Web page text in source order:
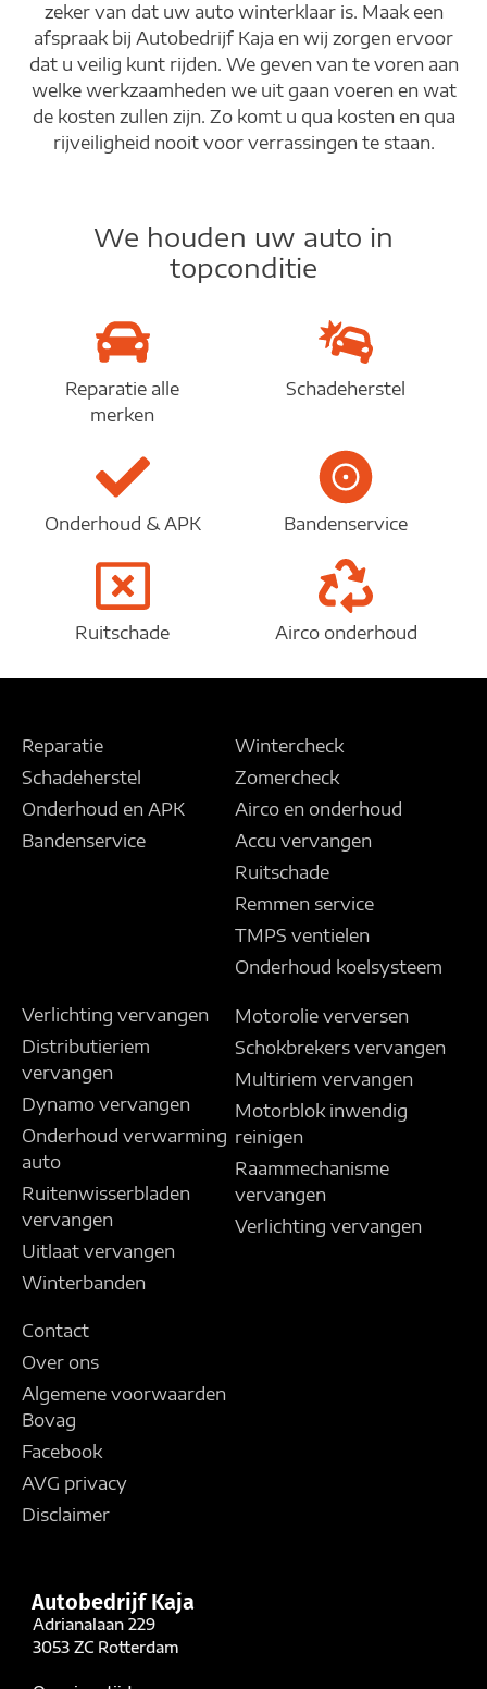
zeker van dat uw auto winterklaar is. Maak een
afspraak bij Autobedrijf Kaja en wij zorgen ervoor
dat u veilig kunt rijden. We geven van te voren aan
welke werkzaamheden we uit gaan voeren en wat
de kosten zullen zijn. Zo komt u qua kosten en qua
rijveiligheid nooit voor verrassingen te staan.
We houden uw auto in
topconditie
Reparatie alle
merken
Schadeherstel
Onderhoud & APK Bandenservice
Ruitschade Airco onderhoud
Reparatie
Schadeherstel
Onderhoud en APK
Bandenservice
Wintercheck
Zomercheck
Airco en onderhoud
Accu vervangen
Ruitschade
Remmen service
TMPS ventielen
Onderhoud koelsysteem
Verlichting vervangen
Distributieriem
vervangen
Dynamo vervangen
Onderhoud verwarming
auto
Ruitenwisserbladen
vervangen
Uitlaat vervangen
Winterbanden
Motorolie verversen
Schokbrekers vervangen
Multiriem vervangen
Motorblok inwendig
reinigen
Raammechanisme
vervangen
Verlichting vervangen
Contact
Over ons
Algemene voorwaarden
Bovag
Facebook
AVG privacy
Disclaimer
Autobedrijf Kaja
Adrianalaan 229
3053 ZC Rotterdam